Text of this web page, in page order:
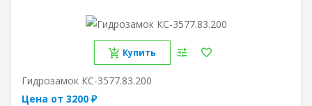
Купить
Гидрозамок КС-3577.83.200
Цена от 3200 ₽